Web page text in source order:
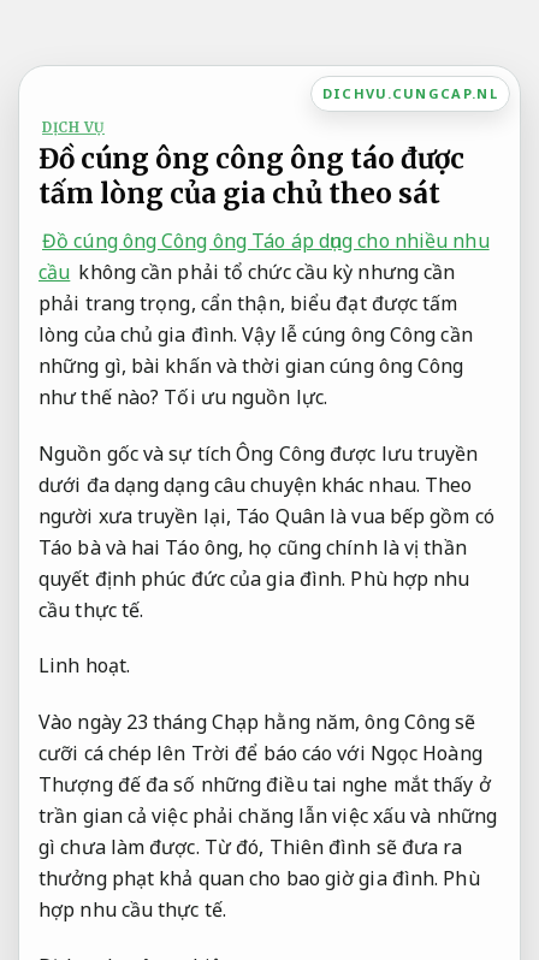
nội
DICHVU.CUNGCAP.NL
DỊCH VỤ
Đồ cúng ông công ông táo được
tấm lòng của gia chủ theo sát
Đồ cúng ông Công ông Táo áp dụng cho nhiều nhu
cầu không cần phải tổ chức cầu kỳ nhưng cần
phải trang trọng, cẩn thận, biểu đạt được tấm
lòng của chủ gia đình. Vậy lễ cúng ông Công cần
những gì, bài khấn và thời gian cúng ông Công
như thế nào? Tối ưu nguồn lực.
Nguồn gốc và sự tích Ông Công được lưu truyền
dưới đa dạng dạng câu chuyện khác nhau. Theo
người xưa truyền lại, Táo Quân là vua bếp gồm có
Táo bà và hai Táo ông, họ cũng chính là vị thần
quyết định phúc đức của gia đình. Phù hợp nhu
cầu thực tế.
Linh hoạt.
Vào ngày 23 tháng Chạp hằng năm, ông Công sẽ
cưỡi cá chép lên Trời để báo cáo với Ngọc Hoàng
Thượng đế đa số những điều tai nghe mắt thấy ở
trần gian cả việc phải chăng lẫn việc xấu và những
gì chưa làm được. Từ đó, Thiên đình sẽ đưa ra
thưởng phạt khả quan cho bao giờ gia đình. Phù
hợp nhu cầu thực tế.